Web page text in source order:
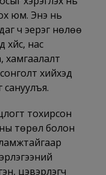
юм. Энэ нь
ч эерэг нөлөө
хүйс, нас
хамгаалалт
хийхэд
тохирсон
төрөл болон
цэвэрлэгч